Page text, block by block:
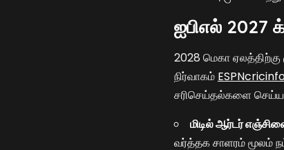
ஐபிஎல் 2027
2028 மெகா
நிர்வாகம்
சரிசெய்தல்களை
மிடில் ஆர்டர்
வர்த்தக சாளரம் மூலம்